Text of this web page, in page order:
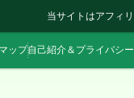
当サイトはアフィ
ップ自己紹介＆プライバシ